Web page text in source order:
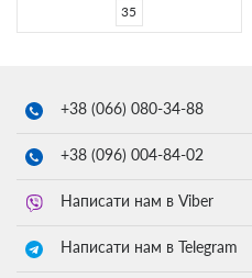
35
+38 (066) 080-34-88
+38 (096) 004-84-02
Написати нам в Viber
Написати нам в Telegram